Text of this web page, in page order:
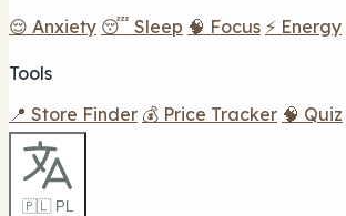
😌 Anxiety 😴 Sleep 🧠 Focus ⚡ Energy
Tools
📍 Store Finder 💰 Price Tracker 🧠 Quiz
🇵🇱 PL